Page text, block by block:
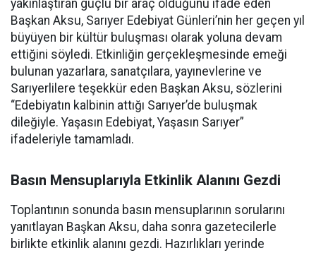
yakınlaştıran güçlü bir araç olduğunu ifade eden
Başkan Aksu, Sarıyer Edebiyat Günleri’nin her geçen yıl
büyüyen bir kültür buluşması olarak yoluna devam
ettiğini söyledi. Etkinliğin gerçekleşmesinde emeği
bulunan yazarlara, sanatçılara, yayınevlerine ve
Sarıyerlilere teşekkür eden Başkan Aksu, sözlerini
“Edebiyatın kalbinin attığı Sarıyer’de buluşmak
dileğiyle. Yaşasın Edebiyat, Yaşasın Sarıyer”
ifadeleriyle tamamladı.
Basın Mensuplarıyla Etkinlik Alanını Gezdi
Toplantının sonunda basın mensuplarının sorularını
yanıtlayan Başkan Aksu, daha sonra gazetecilerle
birlikte etkinlik alanını gezdi. Hazırlıkları yerinde